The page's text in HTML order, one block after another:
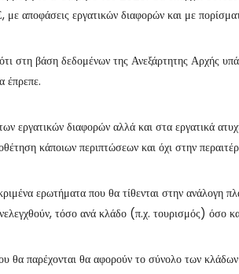
αποφάσεις εργατικών διαφορών και με
στη βάση δεδομένων της Ανεξάρτητης Αρχής
έπρεπε.
εργατικών διαφορών αλλά και στα εργατικά
κάποιων περιπτώσεων και όχι στην
ερωτήματα που θα τίθενται στην ανάλογη
τόσο ανά κλάδο (π.χ. τουρισμός) όσο
θα παρέχονται θα αφορούν το σύνολο των κλάδων